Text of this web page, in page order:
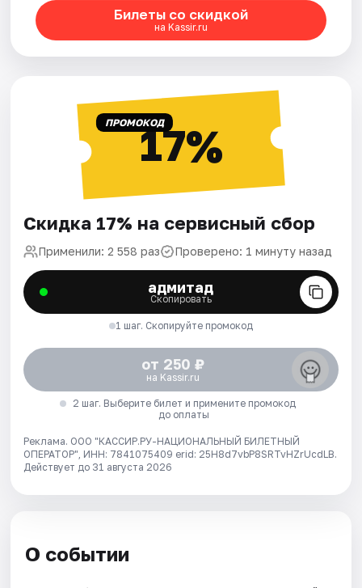
Билеты со скидкой
на Kassir.ru
ПРОМОКОД17%
Скидка 17% на сервисный сбор
Применили: 2 558 раз Проверено: 1 минуту назад
адмитад
Скопировать
1 шаг. Скопируйте промокод
от 250 ₽
на Kassir.ru
2 шаг. Выберите билет и примените промокод
до оплаты
Реклама. ООО "КАССИР.РУ-НАЦИОНАЛЬНЫЙ БИЛЕТНЫЙ
ОПЕРАТОР", ИНН: 7841075409 erid: 25H8d7vbP8SRTvHZrUcdLB.
Действует до 31 августа 2026
О событии